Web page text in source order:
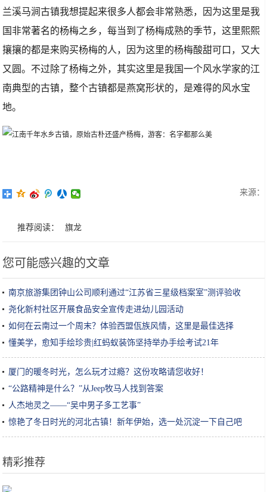
兰溪马涧古镇我想提起来很多人都会非常熟悉，因为这里是我
国非常著名的杨梅之乡，每当到了杨梅成熟的季节，这里熙熙
攘攘的都是来购买杨梅的人，因为这里的杨梅酸甜可口，又大
又圆。不过除了杨梅之外，其实这里是我国一个风水学家的江
南典型的古镇，整个古镇都是燕窝形状的，是难得的风水宝
地。
来源：
推荐阅读： 旗龙
您可能感兴趣的文章
南京旅游集团钟山公司顺利通过“江苏省三星级档案室”测评验收
尧化新村社区开展食品安全宣传走进幼儿园活动
如何在云南过一个周末？体验西盟佤族风情，这里是最佳选择
懂美学，愈知手绘珍贵|红蚂蚁装饰坚持举办手绘考试21年
厦门的暖冬时光，怎么玩才过瘾？这份攻略请您收好！
“公路精神是什么？”从Jeep牧马人找到答案
人杰地灵之——“吴中男子多工艺事”
惊艳了冬日时光的河北古镇！新年伊始，选一处沉淀一下自己吧
精彩推荐
2020山西版挂历新鲜出炉，集美食旅游于一体，太有用了，建议收藏